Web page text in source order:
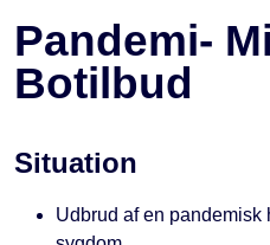
Pandemi-
Botilbud
Situation
Udbrud af en